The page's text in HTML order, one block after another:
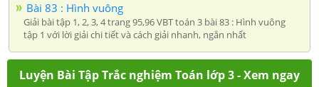
Bài 83 : Hình vuông
Giải bài tập 1, 2, 3, 4 trang 95,96 VBT toán 3 bài 83 : Hình vuông
tập 1 với lời giải chi tiết và cách giải nhanh, ngắn nhất
Luyện Bài Tập Trắc nghiệm Toán lớp 3 - Xem ngay